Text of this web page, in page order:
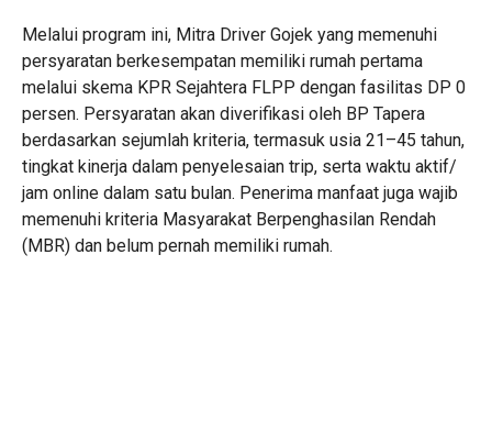
Melalui program ini, Mitra Driver Gojek yang memenuhi
persyaratan berkesempatan memiliki rumah pertama
melalui skema KPR Sejahtera FLPP dengan fasilitas DP 0
persen. Persyaratan akan diverifikasi oleh BP Tapera
berdasarkan sejumlah kriteria, termasuk usia 21–45 tahun,
tingkat kinerja dalam penyelesaian trip, serta waktu aktif/
jam online dalam satu bulan. Penerima manfaat juga wajib
memenuhi kriteria Masyarakat Berpenghasilan Rendah
(MBR) dan belum pernah memiliki rumah.